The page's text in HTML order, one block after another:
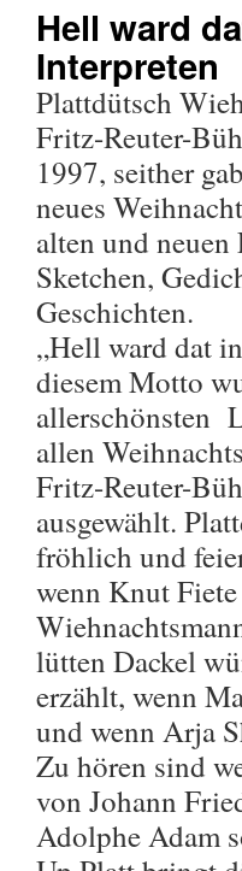
Hell ward
Interpreten
Plattdütsch
Fritz-Reuter-
1997, seither
neues
alten und
Sketchen,
Geschichten.
„Hell ward dat
diesem Motto
allerschönsten
allen
Fritz-Reuter-
ausgewählt.
fröhlich und
wenn Knut
lütten Dackel
erzählt, wenn
und wenn Arja
Zu hören sind
von Johann
Adolphe Adam